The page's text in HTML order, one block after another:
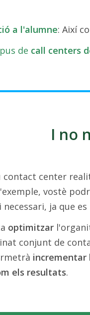
a l'alumne: Així
de call centers
I no
contact center
vostè
ja que
optimitzar
conjunt de
els resultats.